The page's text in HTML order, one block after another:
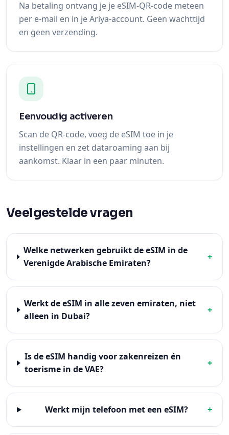
Na betaling ontvang je je eSIM-QR-code meteen
per e-mail en in je Ariya-account. Geen wachttijd
en geen verzending.
Eenvoudig activeren
Scan de QR-code, voeg de eSIM toe in je
instellingen en zet dataroaming aan bij
aankomst. Klaar in een paar minuten.
Veelgestelde vragen
Welke netwerken gebruikt de eSIM in de
Verenigde Arabische Emiraten?
+
Werkt de eSIM in alle zeven emiraten, niet
alleen in Dubai?
+
Is de eSIM handig voor zakenreizen én
toerisme in de VAE?
+
Werkt mijn telefoon met een eSIM? +